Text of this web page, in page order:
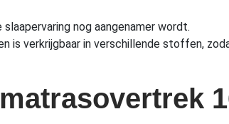
nog aangenamer wordt.
is verkrijgbaar in verschillende stoffen,